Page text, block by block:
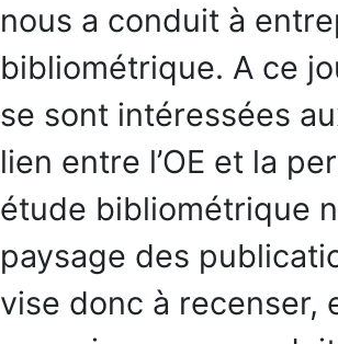
nous a conduit à
bibliométrique. A ce
se sont intéressées
lien entre l’OE et la
étude bibliométrique
paysage des
vise donc à recenser,